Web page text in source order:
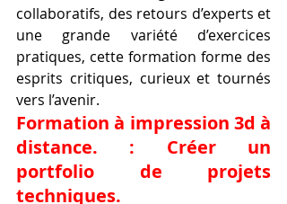
collaboratifs, des retours d’experts et
une grande variété d’exercices
pratiques, cette formation forme des
esprits critiques, curieux et tournés
vers l’avenir.
Formation à impression 3d à
distance. : Créer un
portfolio de projets
techniques.